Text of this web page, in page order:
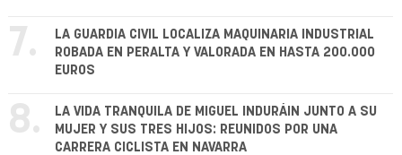
7.
LA GUARDIA CIVIL LOCALIZA MAQUINARIA INDUSTRIAL
ROBADA EN PERALTA Y VALORADA EN HASTA 200.000
EUROS
8.
LA VIDA TRANQUILA DE MIGUEL INDURÁIN JUNTO A SU
MUJER Y SUS TRES HIJOS: REUNIDOS POR UNA
CARRERA CICLISTA EN NAVARRA